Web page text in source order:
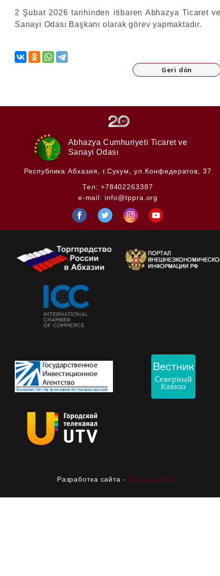
2 Şubat 2026 tarihinden itibaren Abhazya Ticaret
Sanayi Odası Başkanı olarak görev yapmaktadır.
Geri dön
Abhazya Cumhuriyeti Ticaret ve
Sanayi Odası
Республика Абхазия,
г.Сухум, ул.Конфедератов, 37
Тел: +78402263387
e-mail: info@tppra.org
Разработка сайта - Басария Нарт